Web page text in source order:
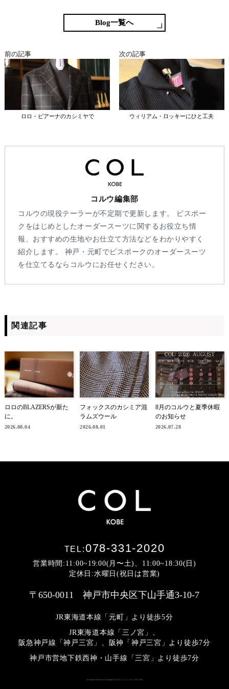
bo
ok
tte
r
en
a
ke
t
Blog一覧へ
前の記事
ロロ・ピアーナのカシミヤで
次の記事
ウィリアム・ロッキーにひと工夫
コルウ編集部
コルウの現役テーラーが不定期で更新します。 ビスポー
クをはじめとしたオーダースーツに関するお役立ち情
報、おすすめの生地やお仕立て方法などをわかりやすく
紹介します。 神戸・元町でビスポークのオーダースーツ
を仕立てるならコルウにお任せください。
関連記事
ロロのBLAZERSが新た
に。
2026.08.04
フォックスのカシミア混
ラムズウール
2026.08.01
8月のコルウと夏季休暇
のお知らせ
2026.07.28
TEL:078-331-2020
営業時間:11:00~19:00(月〜土)、11:00~18:30(日)
定休日:水曜日(祝日は営業)
〒650-0011 神戸市中央区下山手通3-10-7
JR東海道本線「元町」より徒歩5分
JR東海道本線「三ノ宮」、
阪急神戸線「神戸三宮」、阪神「神戸三宮」より 徒歩7分
神戸市営地下鉄西神・山手線「三宮」より徒歩7分
All Rights Reserved Copyright (C) COL<コルウ> Co., LTD. 2019